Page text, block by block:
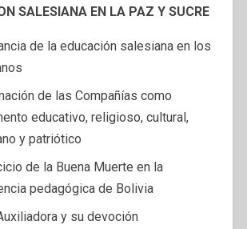
SALESIANA EN LA PAZ Y SUCRE
de la educación salesiana en los
de las Compañías como
educativo, religioso, cultural,
y patriótico
de la Buena Muerte en la
pedagógica de Bolivia
y su devoción